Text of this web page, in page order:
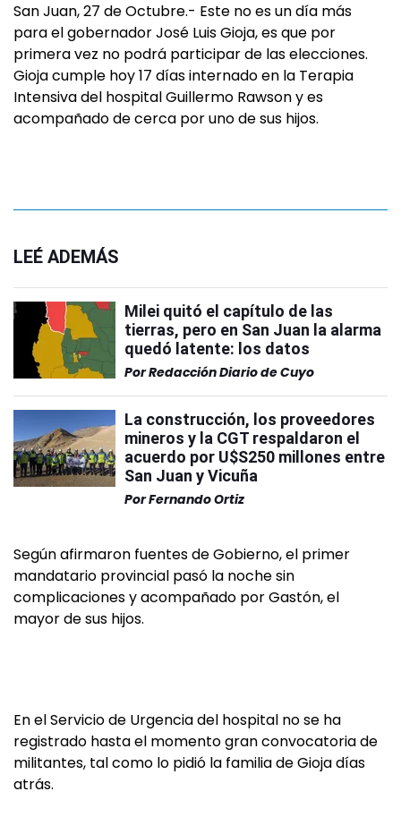
San Juan, 27 de Octubre.- Este no es un día más
para el gobernador José Luis Gioja, es que por
primera vez no podrá participar de las elecciones.
Gioja cumple hoy 17 días internado en la Terapia
Intensiva del hospital Guillermo Rawson y es
acompañado de cerca por uno de sus hijos.
LEÉ ADEMÁS
Milei quitó el capítulo de las
tierras, pero en San Juan la alarma
quedó latente: los datos
PorRedacción Diario de Cuyo
La construcción, los proveedores
mineros y la CGT respaldaron el
acuerdo por U$S250 millones entre
San Juan y Vicuña
PorFernando Ortiz
Según afirmaron fuentes de Gobierno, el primer
mandatario provincial pasó la noche sin
complicaciones y acompañado por Gastón, el
mayor de sus hijos.
En el Servicio de Urgencia del hospital no se ha
registrado hasta el momento gran convocatoria de
militantes, tal como lo pidió la familia de Gioja días
atrás.